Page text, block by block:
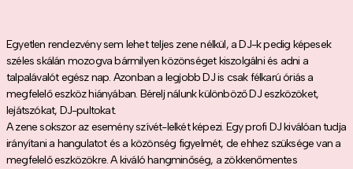
Egyetlen rendezvény sem lehet teljes zene nélkül, a DJ-k pedig képesek
széles skálán mozogva bármilyen közönséget kiszolgálni és adni a
talpalávalót egész nap. Azonban a legjobb DJ is csak félkarú óriás a
megfelelő eszköz hiányában. Bérelj nálunk különböző DJ eszközöket,
lejátszókat, DJ-pultokat.
A zene sokszor az esemény szívét-lelkét képezi. Egy profi DJ kiválóan tudja
irányítani a hangulatot és a közönség figyelmét, de ehhez szüksége van a
megfelelő eszközökre. A kiváló hangminőség, a zökkenőmentes